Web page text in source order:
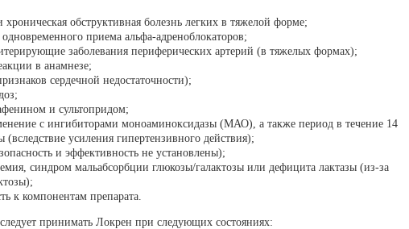
хроническая обструктивная болезнь легких в тяжелой форме;
приема альфа-адреноблокаторов;
заболевания периферических артерий (в тяжелых формах);
в анамнезе;
сердечной недостаточности);
и сультопридом;
с ингибиторами моноаминоксидазы (МАО), а также период в течение 14
усиления гипертензивного действия);
и эффективность не установлены);
синдром мальабсорбции глюкозы/галактозы или дефицита лактазы (из-за
к компонентам препарата.
принимать Локрен при следующих состояниях: